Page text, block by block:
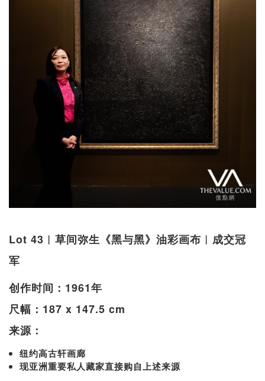
Lot 43︱草间弥生《黑与黑》油彩画布︱成交冠
军
创作时间：1961年
尺幅：187 x 147.5 cm
来源：
纽约高古轩画廊
现亚洲重要私人藏家直接购自上述来源